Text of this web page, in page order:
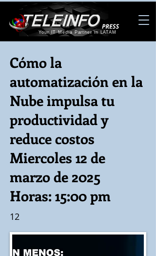
Your IT Media Partner in LATAM
Cómo la
automatización en la
Nube impulsa tu
productividad y
reduce costos
Miercoles 12 de
marzo de 2025
Horas: 15:00 pm
12